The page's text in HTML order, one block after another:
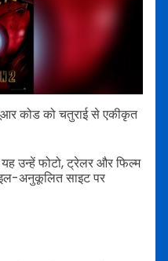
कोड को चतुराई से एकीकृत
उन्हें फोटो, ट्रेलर और फिल्म
अनुकूलित साइट पर